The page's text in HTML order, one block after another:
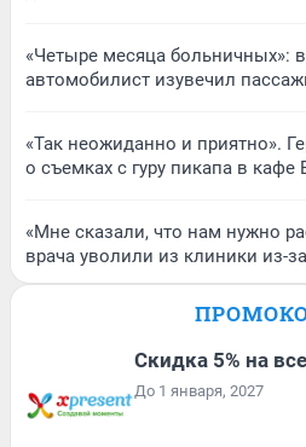
«Четыре месяца больничных»:
автомобилист изувечил
«Так неожиданно и приятно».
о съемках с гуру пикапа в кафе
«Мне сказали, что нам нужно
врача уволили из клиники из-
Скидка 5% на
До 1 января, 2027